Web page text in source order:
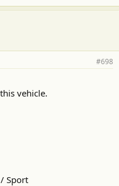
#698
vehicle.
Sport